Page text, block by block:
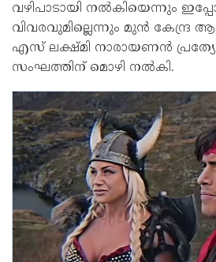
വഴിപാടായി നല്‍കിയെന്നും
വിവരവുമില്ലെന്നും മുന്‍ കേന്ദ്ര
എസ് ലക്ഷ്മി നാരായണന്‍
സംഘത്തിന് മൊഴി നല്‍കി.